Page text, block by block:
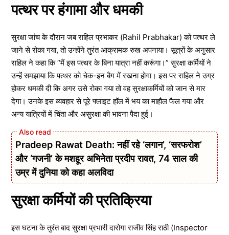
पत्थर पर हंगामा और धमकी
सुरक्षा जांच के दौरान जब राहिल प्रभाकर (Rahil Prabhakar) को पत्थर ले
जाने से रोका गया, तो उन्होंने तुरंत आक्रामक रुख अपनाया। सूत्रों के अनुसार
राहिल ने कहा कि “मैं इस पत्थर के बिना यात्रा नहीं करूंगा।” सुरक्षा कर्मियों ने
उन्हें समझाया कि पत्थर को चेक-इन बैग में रखना होगा। इस पर राहिल ने उग्र
होकर धमकी दी कि अगर उसे रोका गया तो वह सुरक्षाकर्मियों को जान से मार
देगा। उनके इस व्यवहार से पूरे फ्लाइट हॉल में भय का माहौल फैल गया और
अन्य यात्रियों में चिंता और असुरक्षा की भावना पैदा हुई।
Pradeep Rawat Death: नहीं रहे ‘लगान’, ‘सरफरोश’
और ‘गजनी’ के मशहूर अभिनेता प्रदीप रावत, 74 साल की
उम्र में दुनिया को कहा अलविदा
सुरक्षा कर्मियों की प्रतिक्रिया
इस घटना के तुरंत बाद सुरक्षा प्रभारी दारोगा राजीव सिंह राठी (Inspector